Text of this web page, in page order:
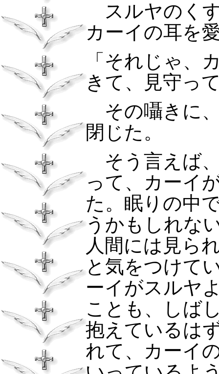
スルヤのく
カーイの耳を
「それじゃ、
きて、見守っ
その囁きに
閉じた。
そう言えば
って、カーイ
た。眠りの中
うかもしれな
人間には見ら
と気をつけて
ーイがスルヤ
ことも、しば
抱えているは
れて、カーイ